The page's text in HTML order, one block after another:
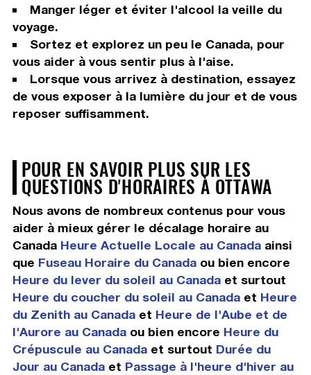
Manger léger et éviter l'alcool la veille du
voyage.
Sortez et explorez un peu le Canada, pour
vous aider à vous sentir plus à l'aise.
Lorsque vous arrivez à destination, essayez
de vous exposer à la lumière du jour et de vous
reposer suffisamment.
POUR EN SAVOIR PLUS SUR LES
QUESTIONS D'HORAIRES À OTTAWA
Nous avons de nombreux contenus pour vous
aider à mieux gérer le décalage horaire au
Canada Heure Actuelle Locale au Canadaainsi
que Fuseau Horaire du Canadaou bien encore
Heure du lever du soleil au Canadaet surtout
Heure du coucher du soleil au Canadaet Heure
du Zenith au Canadaet Heure de l'Aube et de
l'Aurore au Canadaou bien encore Heure du
Crépuscule au Canadaet surtout Durée du
Jour au Canadaet Passage à l'heure d'hiver au